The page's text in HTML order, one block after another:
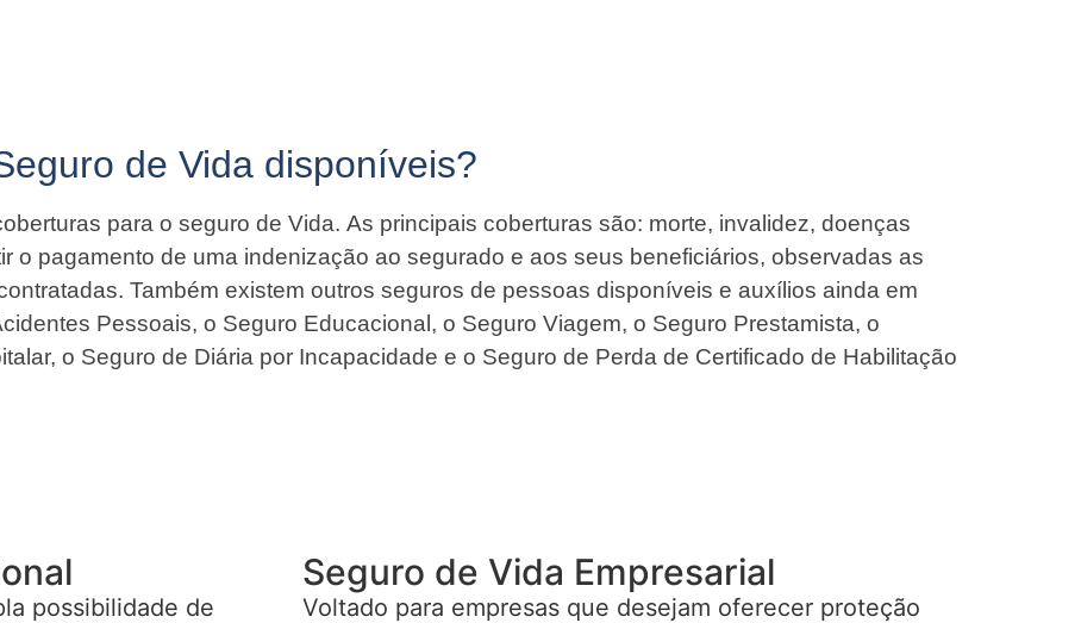
de Vida disponíveis?
para o seguro de Vida. As principais coberturas são: morte, invalidez, doenças
o pagamento de uma indenização ao segurado e aos seus beneficiários, observadas as
Também existem outros seguros de pessoas disponíveis e auxílios ainda em
Pessoais, o Seguro Educacional, o Seguro Viagem, o Seguro Prestamista, o
o Seguro de Diária por Incapacidade e o Seguro de Perda de Certificado de Habilitação
possibilidade de
Seguro de Vida Empresarial
Voltado para empresas que desejam oferecer proteção